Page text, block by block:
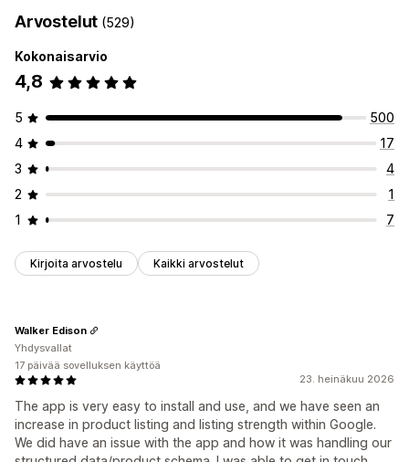
Arvostelut (529)
Kokonaisarvio
4,8
5
500
4
17
3
4
2
1
1
7
Kirjoita arvostelu Kaikki arvostelut
23. heinäkuu 2026
The app is very easy to install and use, and we have seen an
increase in product listing and listing strength within Google.
We did have an issue with the app and how it was handling our
Walker Edison
Yhdysvallat
17 päivää sovelluksen käyttöä